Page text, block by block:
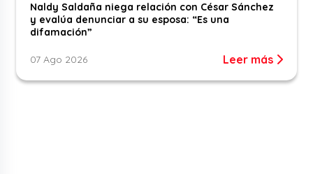
Naldy Saldaña niega relación con César Sánchez
y evalúa denunciar a su esposa: “Es una
difamación”
07 Ago 2026 Leer más